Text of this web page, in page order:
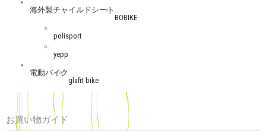
海外製チャイルドシート
BOBIKE
polisport
yepp
電動バイク
glafit bike
お買い物ガイド